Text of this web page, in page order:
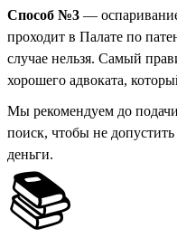
Способ №3 —
проходит в Палате по
случае нельзя. Самый
хорошего адвоката,
Мы рекомендуем до
поиск, чтобы не
деньги.
📚